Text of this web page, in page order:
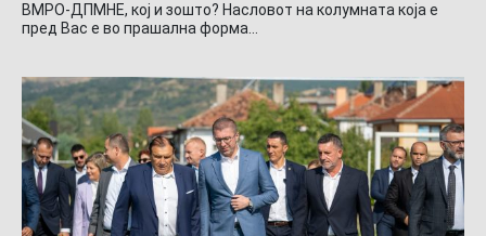
ВМРО-ДПМНЕ, кој и зошто? Насловот на колумната која е
пред Вас е во прашална форма…